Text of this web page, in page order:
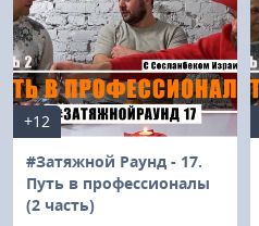
+12
#Затяжной Раунд - 17.
Путь в профессионалы
(2 часть)
Кикбоксинг и K-1
Бокс
UFC и MMA
Муай тай